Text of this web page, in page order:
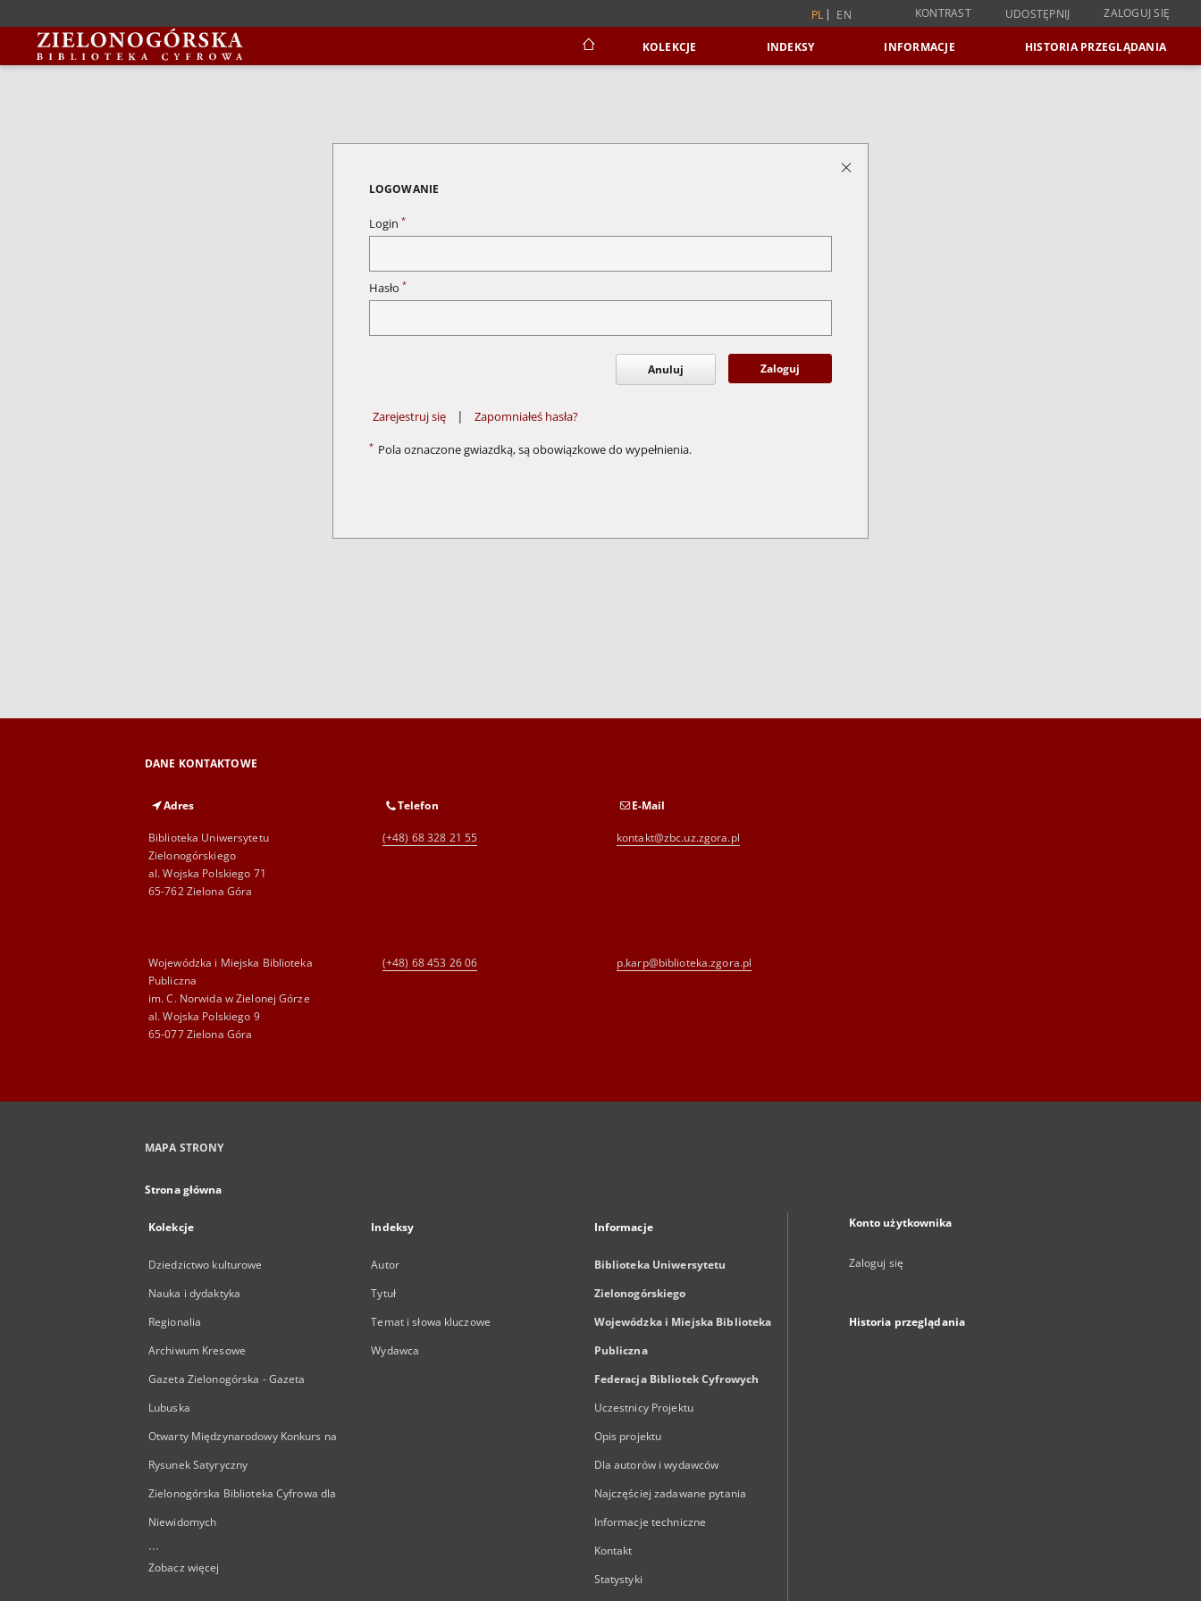
PL EN KONTRAST UDOSTĘPNIJ ZALOGUJ SIĘ
KOLEKCJE INDEKSY INFORMACJE HISTORIA PRZEGLĄDANIA
LOGOWANIE
Login *
Hasło *
Anuluj Zaloguj
Zarejestruj się | Zapomniałeś hasła?
* Pola oznaczone gwiazdką, są obowiązkowe do wypełnienia.
DANE KONTAKTOWE
Adres
Biblioteka Uniwersytetu
Zielonogórskiego
al. Wojska Polskiego 71
65-762 Zielona Góra
Telefon
(+48) 68 328 21 55
E-Mail
kontakt@zbc.uz.zgora.pl
Wojewódzka i Miejska Biblioteka
Publiczna
im. C. Norwida w Zielonej Górze
al. Wojska Polskiego 9
65-077 Zielona Góra
(+48) 68 453 26 06 p.karp@biblioteka.zgora.pl
MAPA STRONY
Strona główna
Kolekcje
Dziedzictwo kulturowe
Nauka i dydaktyka
Regionalia
Archiwum Kresowe
Gazeta Zielonogórska - Gazeta
Lubuska
Otwarty Międzynarodowy Konkurs na
Rysunek Satyryczny
Zielonogórska Biblioteka Cyfrowa dla
Niewidomych
...
Zobacz więcej
Indeksy
Autor
Tytuł
Temat i słowa kluczowe
Wydawca
Informacje
Biblioteka Uniwersytetu
Zielonogórskiego
Wojewódzka i Miejska Biblioteka
Publiczna
Federacja Bibliotek Cyfrowych
Uczestnicy Projektu
Opis projektu
Dla autorów i wydawców
Najczęściej zadawane pytania
Informacje techniczne
Kontakt
Statystyki
Konto użytkownika
Zaloguj się
Historia przeglądania